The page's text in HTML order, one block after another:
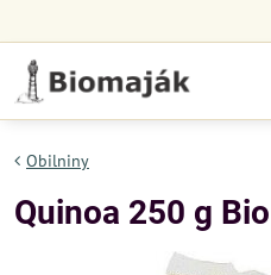
Obilniny
Quinoa 250 g Bio